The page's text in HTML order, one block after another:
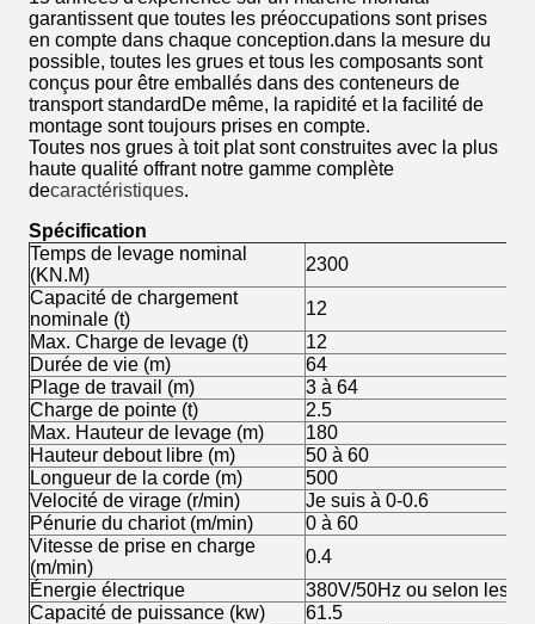
garantissent que toutes les préoccupations sont prises
en compte dans chaque conception.dans la mesure du
possible, toutes les grues et tous les composants sont
conçus pour être emballés dans des conteneurs de
transport standardDe même, la rapidité et la facilité de
montage sont toujours prises en compte.
Toutes nos grues à toit plat sont construites avec la plus
haute qualité offrant notre gamme complète
decaractéristiques.
Spécification
Temps de levage nominal
(KN.M)
2300
Capacité de chargement
nominale (t)
12
Max. Charge de levage (t)
12
Durée de vie (m)
64
Plage de travail (m)
3 à 64
Charge de pointe (t)
2.5
Max. Hauteur de levage (m)
180
Hauteur debout libre (m)
50 à 60
Longueur de la corde (m)
500
Velocité de virage (r/min)
Je suis à 0-0.6
Pénurie du chariot (m/min)
0 à 60
Vitesse de prise en charge
(m/min)
0.4
Énergie électrique
380V/50Hz ou selon les
Capacité de puissance (kw)
61.5